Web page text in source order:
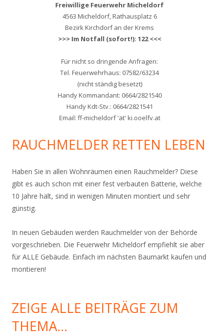
Freiwillige Feuerwehr Micheldorf
4563 Micheldorf, Rathausplatz 6
Bezirk Kirchdorf an der Krems
>>> Im Notfall (sofort!): 122 <<<
Für nicht so dringende Anfragen:
Tel. Feuerwehrhaus: 07582/63234
(nicht ständig besetzt)
Handy Kommandant: 0664/2821540
Handy Kdt-Stv.: 0664/2821541
Email: ff-micheldorf 'ät' ki.ooelfv.at
RAUCHMELDER RETTEN LEBEN
Haben Sie in allen Wohnräumen einen Rauchmelder? Diese
gibt es auch schon mit einer fest verbauten Batterie, welche
10 Jahre hält, sind in wenigen Minuten montiert und sehr
günstig.
In neuen Gebäuden werden Rauchmelder von der Behörde
vorgeschrieben. Die Feuerwehr Micheldorf empfiehlt sie aber
für ALLE Gebäude. Einfach im nächsten Baumarkt kaufen und
montieren!
ZEIGE ALLE BEITRÄGE ZUM
THEMA…